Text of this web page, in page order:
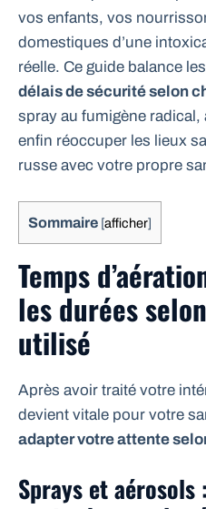
vos enfants, vos
domestiques d’une
réelle. Ce guide balance
délais de sécurité selon
spray au fumigène
enfin réoccuper les lieux
russe avec votre propre
Sommaire [afficher]
Temps
les durées
utilisé
Après avoir traité votre
devient vitale pour votre
adapter votre attente
Sprays et